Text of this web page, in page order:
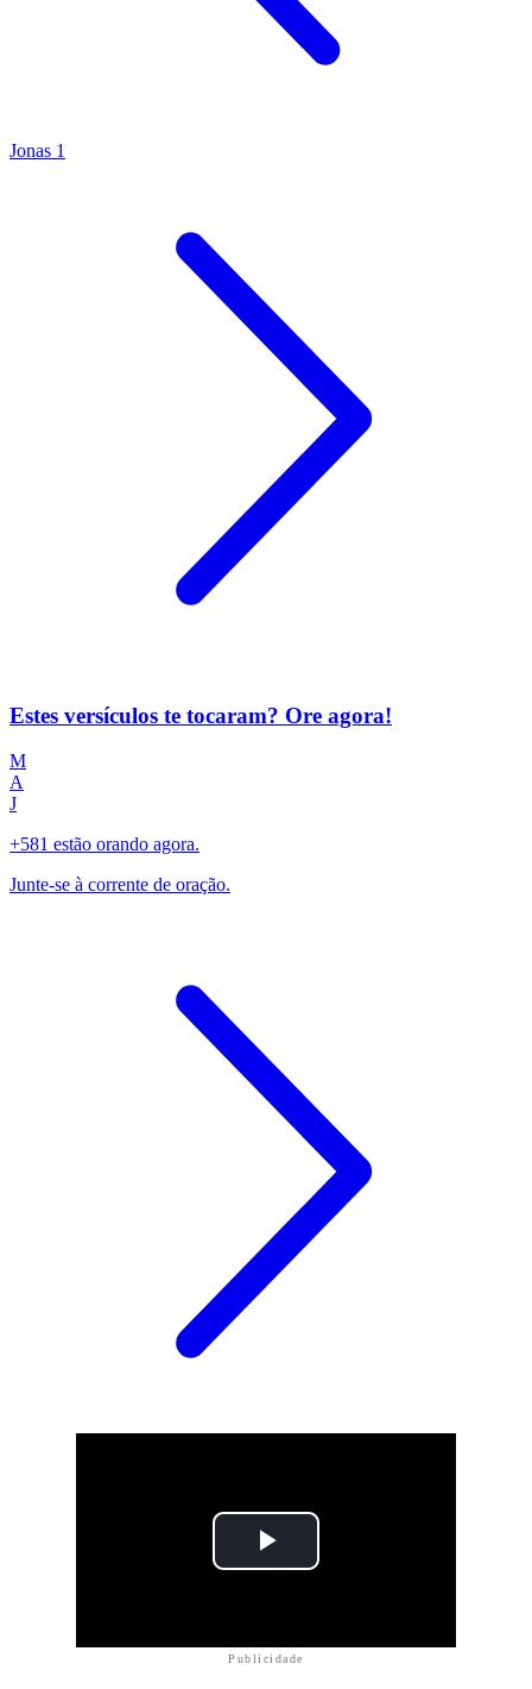
Jonas 1
Estes versículos te tocaram? Ore agora!
M
A
J
+581 estão orando agora.
Junte-se à corrente de oração.
Publicidade